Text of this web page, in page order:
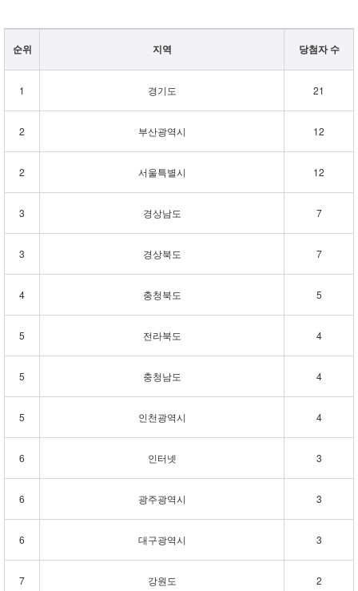
순위 지역 당첨자 수
1 경기도 21
2 부산광역시 12
2 서울특별시 12
3 경상남도 7
3 경상북도 7
4 충청북도 5
5 전라북도 4
5 충청남도 4
5 인천광역시 4
6 인터넷 3
6 광주광역시 3
6 대구광역시 3
7 강원도 2